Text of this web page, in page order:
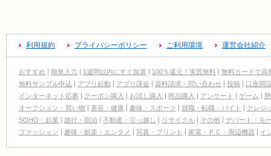
利用規約 プライバシーポリシー ご利用環境 運営会社紹介
おすすめ 簡単入力 1週間以内にすぐ加算 100％還元！実質無料
無料カードで高
無料サンプル申込
アプリ起動 アプリ課金 資料請求・問い合わせ 投稿
口座開
インターネット応募
クーポン購入 お試し購入 商品購入 アンケート ゲーム
オークション・買い物
美容・健康 趣味・スポーツ 就職・転職・バイト
クレジ
SOHO・起業
旅行・宿泊 不動産・引っ越し リサイクル その他
デパート・モ
ファッション
趣味・娯楽・エンタメ 写真・プリント 家電・ＰＣ・周辺機器 イ